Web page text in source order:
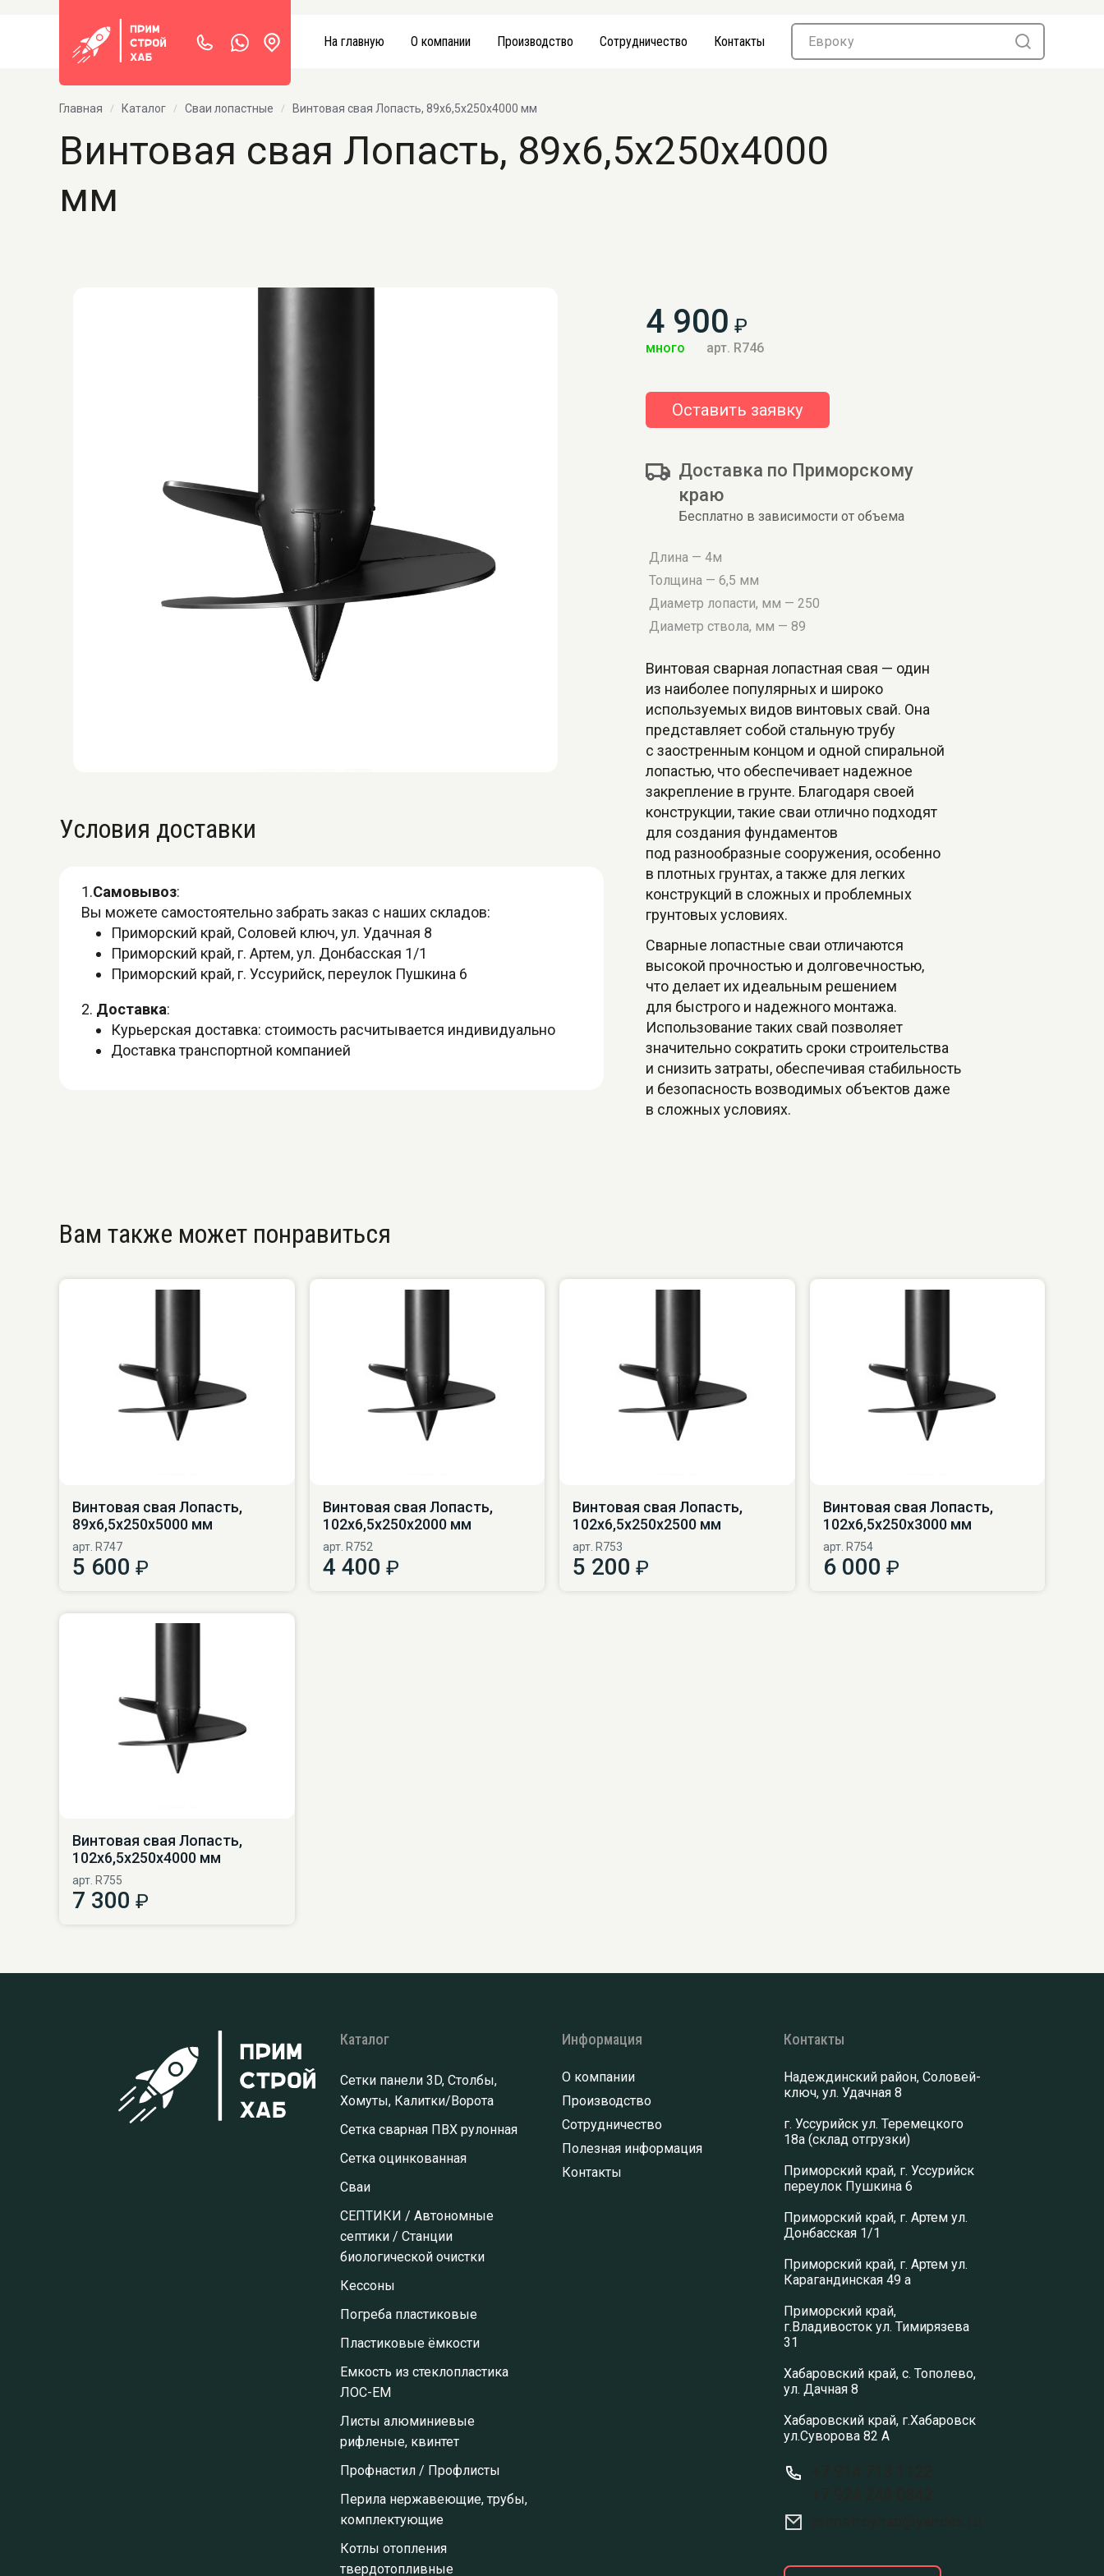
На главную О компании Производство Сотрудничество Контакты
Главная Каталог Сваи лопастные Винтовая свая Лопасть, 89х6,5х250х4000 мм
Винтовая свая Лопасть, 89х6,5х250х4000
мм
Условия доставки
1.Самовывоз:
Вы можете самостоятельно забрать заказ с наших складов:
Приморский край, Соловей ключ, ул. Удачная 8
Приморский край, г. Артем, ул. Донбасская 1/1
Приморский край, г. Уссурийск, переулок Пушкина 6
2. Доставка:
Курьерская доставка: стоимость расчитывается индивидуально
Доставка транспортной компанией
4 900 ₽
много арт. R746
Оставить заявку
Доставка по Приморскому
краю
Бесплатно в зависимости от объема
Длина — 4м
Толщина — 6,5 мм
Диаметр лопасти, мм — 250
Диаметр ствола, мм — 89
Винтовая сварная лопастная свая — один
из наиболее популярных и широко
используемых видов винтовых свай. Она
представляет собой стальную трубу
с заостренным концом и одной спиральной
лопастью, что обеспечивает надежное
закрепление в грунте. Благодаря своей
конструкции, такие сваи отлично подходят
для создания фундаментов
под разнообразные сооружения, особенно
в плотных грунтах, а также для легких
конструкций в сложных и проблемных
грунтовых условиях.
Сварные лопастные сваи отличаются
высокой прочностью и долговечностью,
что делает их идеальным решением
для быстрого и надежного монтажа.
Использование таких свай позволяет
значительно сократить сроки строительства
и снизить затраты, обеспечивая стабильность
и безопасность возводимых объектов даже
в сложных условиях.
Вам также может понравиться
Винтовая свая Лопасть,
89х6,5х250х5000 мм
арт. R747
5 600 ₽
Винтовая свая Лопасть,
102х6,5х250х2000 мм
арт. R752
4 400 ₽
Винтовая свая Лопасть,
102х6,5х250х2500 мм
арт. R753
5 200 ₽
Винтовая свая Лопасть,
102х6,5х250х3000 мм
арт. R754
6 000 ₽
Винтовая свая Лопасть,
102х6,5х250х4000 мм
арт. R755
7 300 ₽
Каталог
Сетки панели 3D, Столбы,
Хомуты, Калитки/Ворота
Сетка сварная ПВХ рулонная
Сетка оцинкованная
Сваи
СЕПТИКИ / Автономные
септики / Станции
биологической очистки
Кессоны
Погреба пластиковые
Пластиковые ёмкости
Емкость из стеклопластика
ЛОС-ЕМ
Листы алюминиевые
рифленые, квинтет
Профнастил / Профлисты
Перила нержавеющие, трубы,
комплектующие
Котлы отопления
твердотопливные
Информация
О компании
Производство
Сотрудничество
Полезная информация
Контакты
Контакты
Надеждинский район, Соловей-
ключ, ул. Удачная 8
г. Уссурийск ул. Теремецкого
18а (склад отгрузки)
Приморский край, г. Уссурийск
переулок Пушкина 6
Приморский край, г. Артем ул.
Донбасская 1/1
Приморский край, г. Артем ул.
Карагандинская 49 а
Приморский край,
г.Владивосток ул. Тимирязева
31
Хабаровский край, с. Тополево,
ул. Дачная 8
Хабаровский край, г.Хабаровск
ул.Суворова 82 А